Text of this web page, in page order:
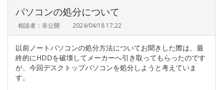
パソコンの処分について
相談者：非公開 2024/04/18 17:22
以前ノートパソコンの処分方法についてお聞きした際は、最
終的にHDDを破壊してメーカーへ引き取ってもらったのです
が、今回デスクトップパソコンを処分しようと考えていま
す。